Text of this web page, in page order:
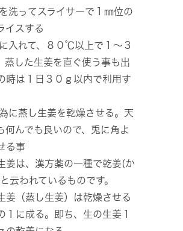
洗ってスライサーで１㎜位の
イスする
入れて、８０℃以上で１～３
蒸した生姜を直ぐ使う事も出
時は１日３０ℊ以内で利用す
に蒸し生姜を乾燥させる。天
何んでも良いので、兎に角よ
る事
姜は、漢方薬の一種で乾姜(か
云われているものです。
（蒸し生姜）は乾燥させる
１に成る。即ち、生の生姜１